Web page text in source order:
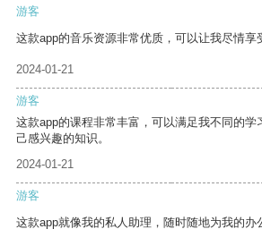
游客
这款app的音乐资源非常优质，可以让我尽情享
2024-01-21
游客
这款app的课程非常丰富，可以满足我不同的学
己感兴趣的知识。
2024-01-21
游客
这款app就像我的私人助理，随时随地为我的办